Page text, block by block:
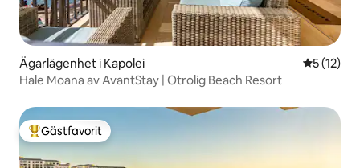
Ägarlägenhet i Kapolei 5 av 5 i
5 (12)
Hale Moana av AvantStay | Otrolig Beach Resort
Populär gästfavorit
Gästfavorit